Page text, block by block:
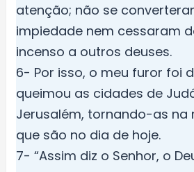
atenção; não se
impiedade nem cessaram
incenso a outros deuses.
6- Por isso, o meu furor foi
queimou as cidades de
Jerusalém, tornando-as na
que são no dia de hoje.
7- “Assim diz o Senhor, o